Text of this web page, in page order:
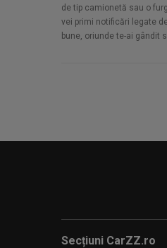
de tip camionetă sau o
vei primi notificări legate
bune, oriunde te-ai gândit
Secțiuni CarZZ.ro